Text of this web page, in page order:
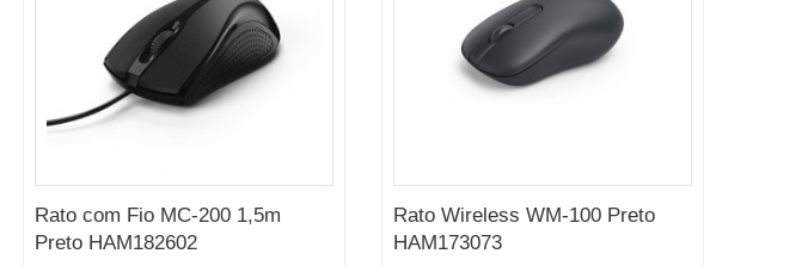
Rato com Fio MC-200 1,5m
Preto HAM182602
Rato Wireless WM-100 Preto
HAM173073